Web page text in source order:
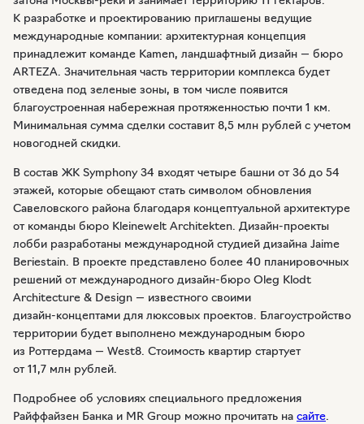
К разработке и проектированию приглашены ведущие
международные компании: архитектурная концепция
принадлежит команде Kamen, ландшафтный дизайн — бюро
ARTEZA. Значительная часть территории комплекса будет
отведена под зеленые зоны, в том числе появится
благоустроенная набережная протяженностью почти 1 км.
Минимальная сумма сделки составит 8,5 млн рублей с учетом
новогодней скидки.
В состав ЖК Symphony 34 входят четыре башни от 36 до 54
этажей, которые обещают стать символом обновления
Савеловского района благодаря концептуальной архитектуре
от команды бюро Kleinewelt Аrchitekten. Дизайн-проекты
лобби разработаны международной студией дизайна Jaime
Beriestain. В проекте представлено более 40 планировочных
решений от международного дизайн-бюро Oleg Klodt
Architecture & Design — известного своими
дизайн-концептами для люксовых проектов. Благоустройство
территории будет выполнено международным бюро
из Роттердама — West8. Стоимость квартир стартует
от 11,7 млн рублей.
Подробнее об условиях специального предложения
Райффайзен Банка и MR Group можно прочитать на сайте.